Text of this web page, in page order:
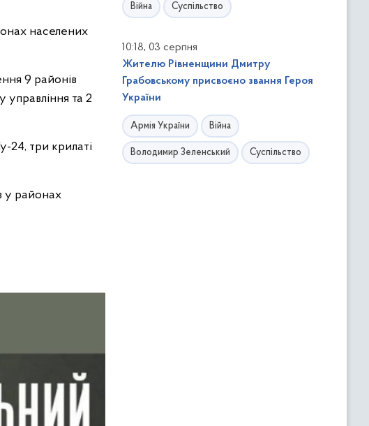
населених
9 районів
управління та 2
24, три крилаті
у районах
Війна Суспільство
10:18, 03 серпня
Жителю Рівненщини Дмитру
Грабовському присвоєно звання Героя
України
Армія України Війна
Володимир Зеленський Суспільство